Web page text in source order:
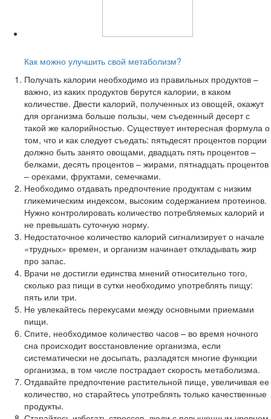
Как можно улучшить свой метаболизм?
Получать калории необходимо из правильных продуктов –
важно, из каких продуктов берутся калории, в каком
количестве. Двести калорий, полученных из овощей, окажут
для организма больше пользы, чем съеденный десерт с
такой же калорийностью. Существует интересная формула о
том, что и как следует съедать: пятьдесят процентов порции
должно быть занято овощами, двадцать пять процентов –
белками, десять процентов – жирами, пятнадцать процентов
– орехами, фруктами, семечками.
Необходимо отдавать предпочтение продуктам с низким
гликемическим индексом, высоким содержанием протеинов.
Нужно контролировать количество потребляемых калорий и
не превышать суточную норму.
Недостаточное количество калорий сигнализирует о начале
«трудных» времен, и организм начинает откладывать жир
про запас.
Врачи не достигли единства мнений относительно того,
сколько раз пищи в сутки необходимо употреблять пищу:
пять или три.
Не увлекайтесь перекусами между основными приемами
пищи.
Спите, необходимое количество часов – во время ночного
сна происходит восстановление организма, если
систематически не досыпать, разладятся многие функции
организма, в том числе пострадает скорость метаболизма.
Отдавайте предпочтение растительной пище, увеличивая ее
количество, но старайтесь употреблять только качественные
продукты.